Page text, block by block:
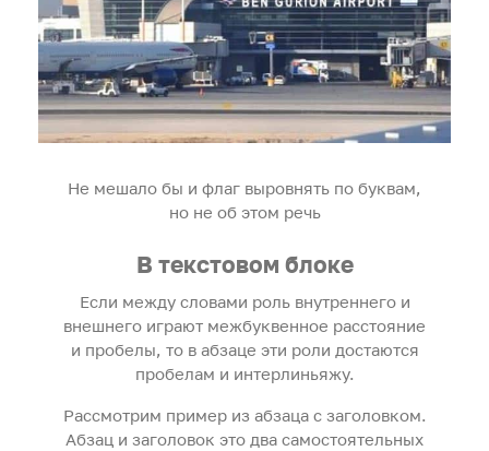
Не мешало бы и флаг выровнять по буквам,
но не об этом речь
В текстовом блоке
Если между словами роль внутреннего и
внешнего играют межбуквенное расстояние
и пробелы, то в абзаце эти роли достаются
пробелам и интерлиньяжу.
Рассмотрим пример из абзаца с заголовком.
Абзац и заголовок это два самостоятельных